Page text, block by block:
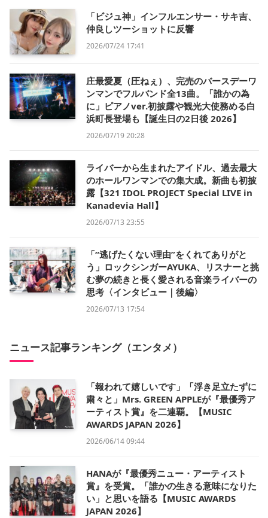
「ビジュ神」インフルエンサー・サキ吉、
仲良しツーショットに反響
2026/07/24 17:41
庄最愛夏（圧ねぇ）、完売のバースデーワ
ンマンでフルバンド全13曲。「誰かの為
に」ピアノver.初披露や観光大使務める白
浜町長登場も【誕生日の2日後 2026】
2026/07/19 20:28
ライバーから生まれたアイドル、過去最大
のホールワンマンでの集大成。新曲も初披
露【321 IDOL PROJECT Special LIVE in
Kanadevia Hall】
2026/07/13 23:55
「“逃げたくない理由”をくれてありがと
う」ロックシンガーAYUKA、リスナーと挑
む夢の続きと長く愛される音楽ライバーの
思考〈インタビュー｜後編〉
2026/07/13 17:54
ニュース記事ランキング（エンタメ）
「報われて嬉しいです」「浮き足立たずに
粛々と」Mrs. GREEN APPLEが『最優秀ア
ーティスト賞』を二連覇。【MUSIC
AWARDS JAPAN 2026】
2026/06/14 09:44
HANAが『最優秀ニュー・アーティスト
賞』を受賞。「誰かの生きる意味になりた
い」と思いを語る【MUSIC AWARDS
JAPAN 2026】